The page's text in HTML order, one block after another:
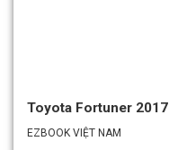
Toyota Fortuner 2017
EZBOOK VIỆT NAM